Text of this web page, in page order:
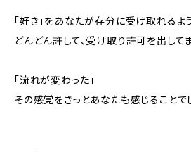
「好き」をあなたが存分に受け取れるよ
どんどん許して、受け取り許可を出して
「流れが変わった」
その感覚をきっとあなたも感じることで